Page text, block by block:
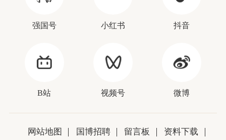
强国号 小红书 抖音
B站 视频号 微博
网站地图 国博招聘 留言板
资料下载